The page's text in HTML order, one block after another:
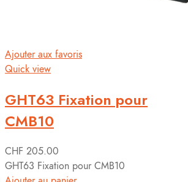
Ajouter aux favoris
Quick view
GHT63 Fixation pour
CMB10
CHF 205.00
GHT63 Fixation pour CMB10